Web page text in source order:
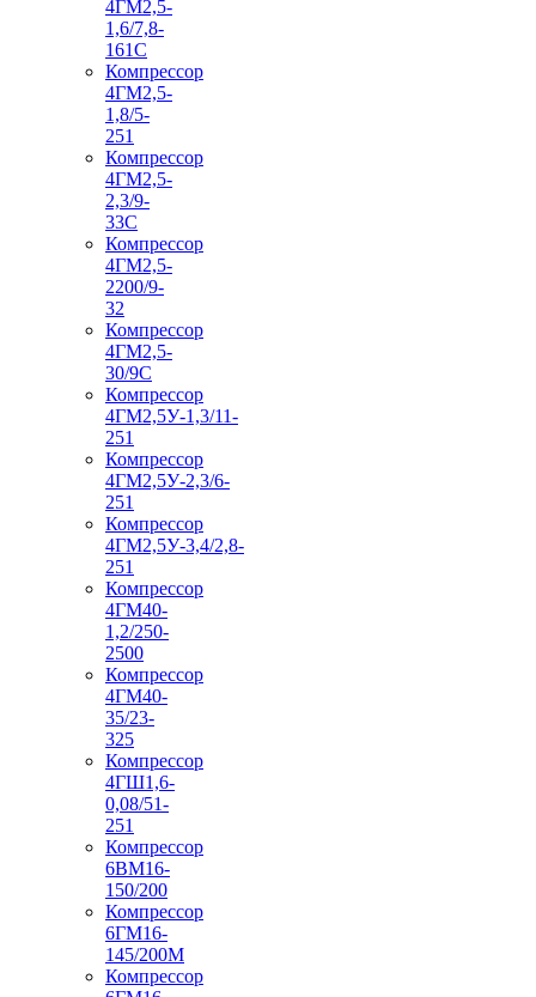
4ГМ2,5-
1,6/7,8-
161С
Компрессор
4ГМ2,5-
1,8/5-
251
Компрессор
4ГМ2,5-
2,3/9-
33С
Компрессор
4ГМ2,5-
2200/9-
32
Компрессор
4ГМ2,5-
30/9С
Компрессор
4ГМ2,5У-1,3/11-
251
Компрессор
4ГМ2,5У-2,3/6-
251
Компрессор
4ГМ2,5У-3,4/2,8-
251
Компрессор
4ГМ40-
1,2/250-
2500
Компрессор
4ГМ40-
35/23-
325
Компрессор
4ГШ1,6-
0,08/51-
251
Компрессор
6ВМ16-
150/200
Компрессор
6ГМ16-
145/200М
Компрессор